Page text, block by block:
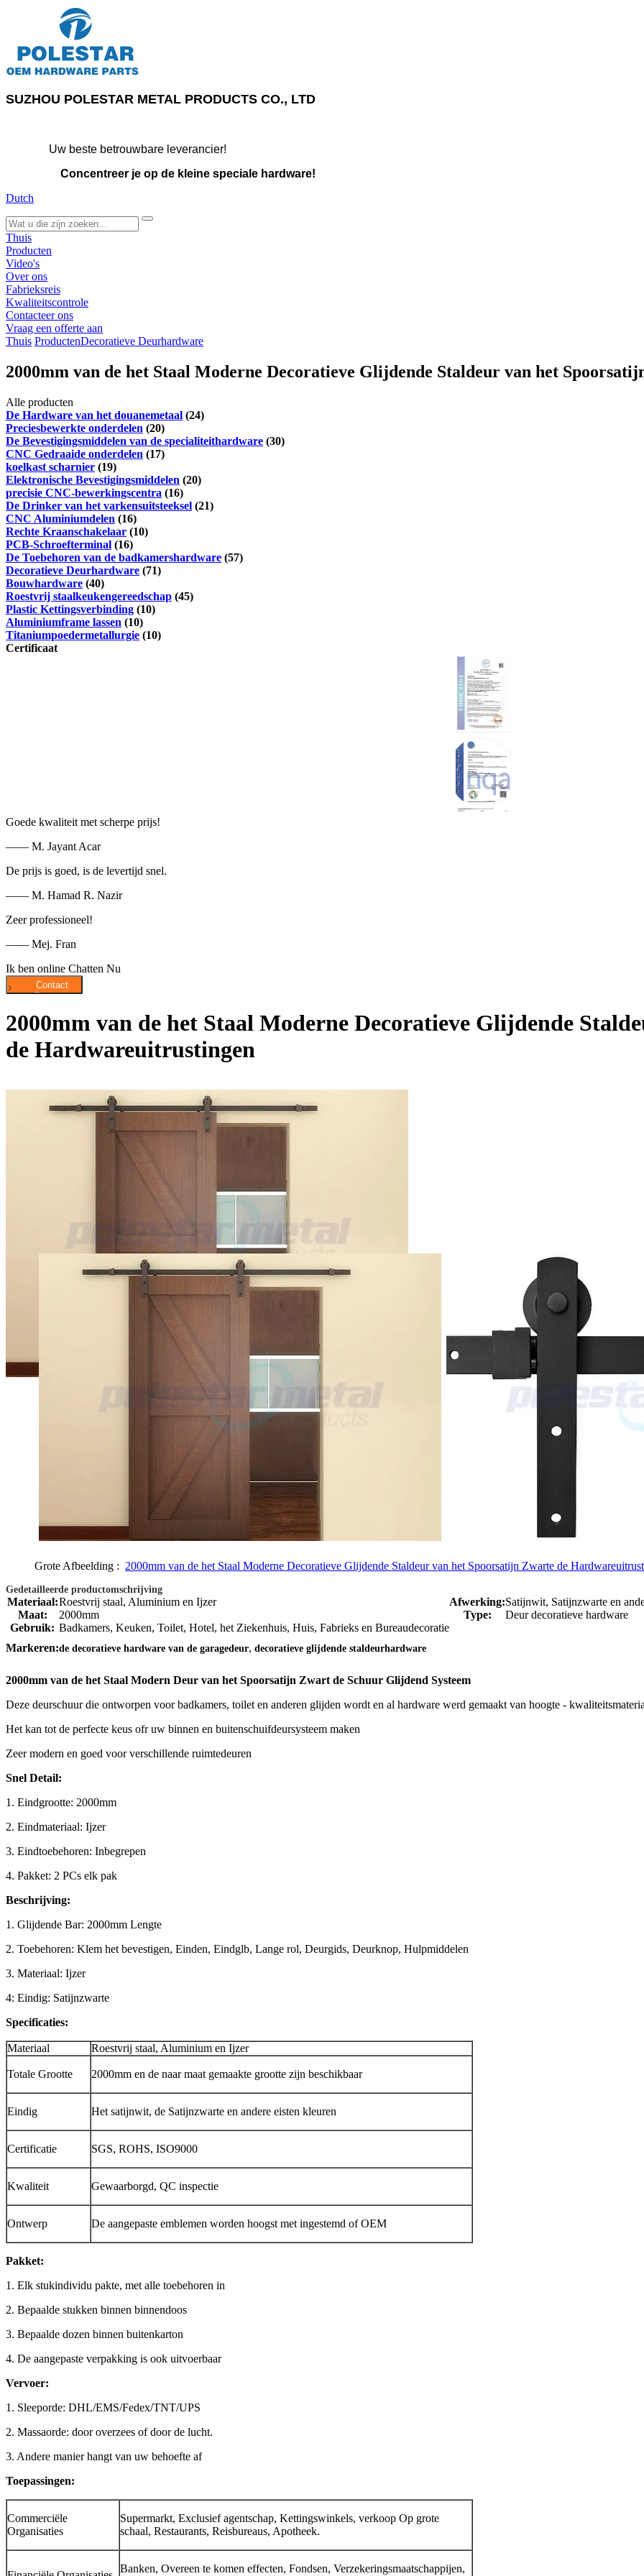
SUZHOU POLESTAR METAL PRODUCTS CO., LTD
Uw beste betrouwbare leverancier!
Concentreer je op de kleine speciale hardware!
Dutch
search
Thuis
Producten
Video's
Over ons
Fabrieksreis
Kwaliteitscontrole
Contacteer ons
Vraag een offerte aan
Thuis ProductenDecoratieve Deurhardware
2000mm van de het Staal Moderne Decoratieve Glijdende Staldeur van het
Alle producten
De Hardware van het douanemetaal (24)
Preciesbewerkte onderdelen (20)
De Bevestigingsmiddelen van de specialiteithardware (30)
CNC Gedraaide onderdelen (17)
koelkast scharnier (19)
Elektronische Bevestigingsmiddelen (20)
precisie CNC-bewerkingscentra (16)
De Drinker van het varkensuitsteeksel (21)
CNC Aluminiumdelen (16)
Rechte Kraanschakelaar (10)
PCB-Schroefterminal (16)
De Toebehoren van de badkamershardware (57)
Decoratieve Deurhardware (71)
Bouwhardware (40)
Roestvrij staalkeukengereedschap (45)
Plastic Kettingsverbinding (10)
Aluminiumframe lassen (10)
Titaniumpoedermetallurgie (10)
Certificaat
Goede kwaliteit met scherpe prijs!
—— M. Jayant Acar
De prijs is goed, is de levertijd snel.
—— M. Hamad R. Nazir
Zeer professioneel!
—— Mej. Fran
Ik ben online Chatten Nu
2000mm van de het Staal Moderne Decoratieve Glijdende
de Hardwareuitrustingen
Grote Afbeelding : 2000mm van de het Staal Moderne Decoratieve Glijdende Staldeur van het Spoorsatijn Zwarte de
Gedetailleerde productomschrijving
Materiaal:Roestvrij staal, Aluminium en Ijzer Afwerking:Satijnwit, Satijnzwarte en
Maat:
2000mm Type:
Deur decoratieve hardware
Gebruik: Badkamers, Keuken, Toilet, Hotel, het Ziekenhuis, Huis, Fabrieks en Bureaudecoratie
Markeren:de decoratieve hardware van de garagedeur, decoratieve glijdende staldeurhardware
2000mm van de het Staal Modern Deur van het Spoorsatijn Zwart de Schuur Glijdend Systeem
Deze deurschuur die ontworpen voor badkamers, toilet en anderen glijden wordt en al hardware werd gemaakt van hoogte -
Het kan tot de perfecte keus ofr uw binnen en buitenschuifdeursysteem maken
Zeer modern en goed voor verschillende ruimtedeuren
Snel Detail:
1. Eindgrootte: 2000mm
2. Eindmateriaal: Ijzer
3. Eindtoebehoren: Inbegrepen
4. Pakket: 2 PCs elk pak
Beschrijving:
1. Glijdende Bar: 2000mm Lengte
2. Toebehoren: Klem het bevestigen, Einden, Eindglb, Lange rol, Deurgids, Deurknop, Hulpmiddelen
3. Materiaal: Ijzer
4: Eindig: Satijnzwarte
Specificaties:
Materiaal Roestvrij staal, Aluminium en Ijzer
Totale Grootte 2000mm en de naar maat gemaakte grootte zijn beschikbaar
Eindig Het satijnwit, de Satijnzwarte en andere eisten kleuren
Certificatie SGS, ROHS, ISO9000
Kwaliteit Gewaarborgd, QC inspectie
Ontwerp De aangepaste emblemen worden hoogst met ingestemd of OEM
Pakket:
1. Elk stukindividu pakte, met alle toebehoren in
2. Bepaalde stukken binnen binnendoos
3. Bepaalde dozen binnen buitenkarton
4. De aangepaste verpakking is ook uitvoerbaar
Vervoer:
1. Sleeporde: DHL/EMS/Fedex/TNT/UPS
2. Massaorde: door overzees of door de lucht.
3. Andere manier hangt van uw behoefte af
Toepassingen:
Commerciële
Organisaties
Supermarkt, Exclusief agentschap, Kettingswinkels, verkoop Op grote
schaal, Restaurants, Reisbureaus, Apotheek.
Banken, Overeen te komen effecten, Fondsen, Verzekeringsmaatschappijen,